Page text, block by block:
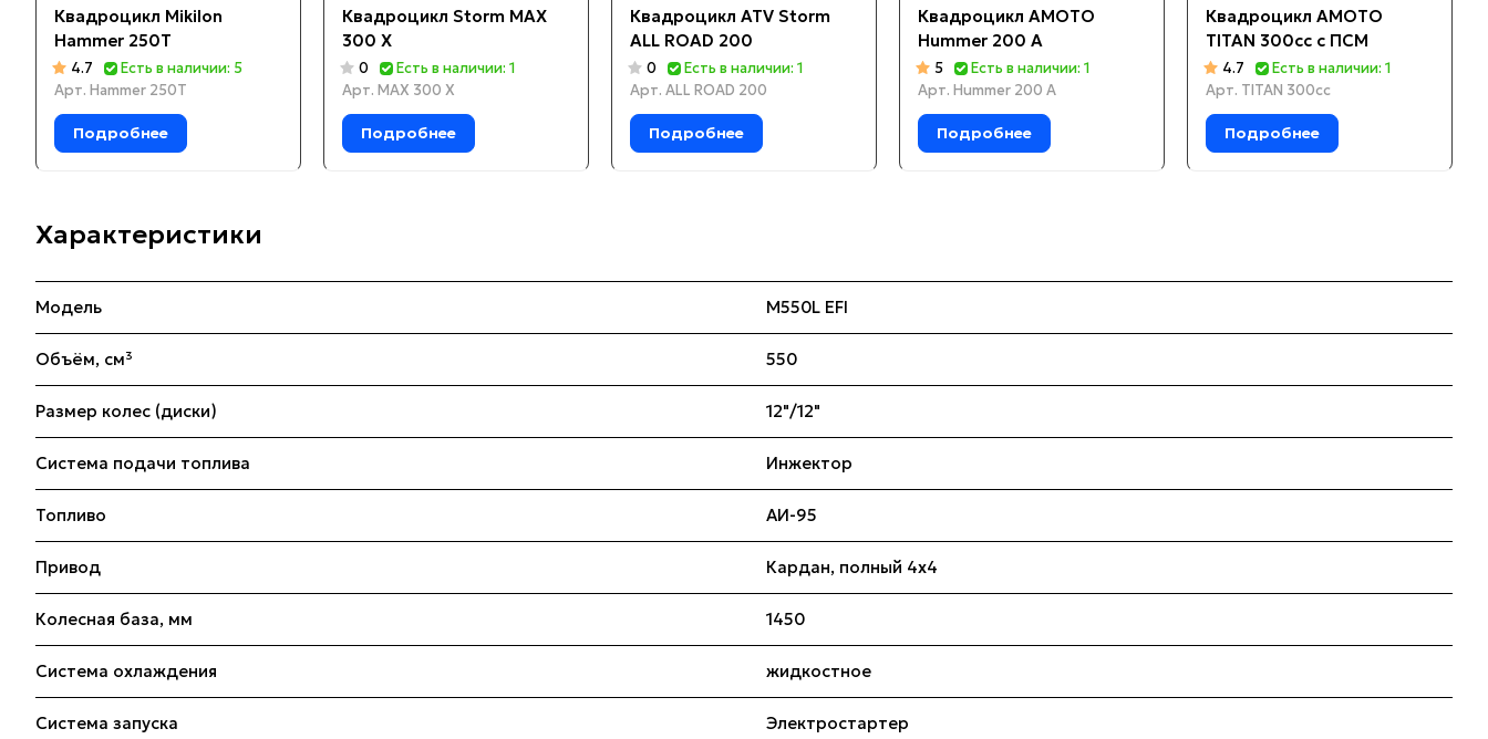
Квадроцикл Mikilon
Hammer 250T
4.7
Есть в наличии: 5
Арт. Hammer 250T
Подробнее
Квадроцикл Storm MAX
300 X
0
Есть в наличии: 1
Арт. MAX 300 X
Подробнее
Квадроцикл ATV Storm
ALL ROAD 200
0
Есть в наличии: 1
Арт. ALL ROAD 200
Подробнее
Квадроцикл AMOTO
Hummer 200 A
5
Есть в наличии: 1
Арт. Hummer 200 A
Подробнее
Квадроцикл AMOTO
TITAN 300cc с ПСМ
4.7
Есть в наличии: 1
Арт. TITAN 300cc
Подробнее
Характеристики
Модель M550L EFI
Объём, см³ 550
Размер колес (диски) 12"/12"
Система подачи топлива Инжектор
Топливо АИ-95
Привод Кардан, полный 4х4
Колесная база, мм 1450
Система охлаждения жидкостное
Система запуска Электростартер